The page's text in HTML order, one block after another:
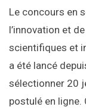
Le concours en
l’innovation et
scientifiques et
a été lancé
sélectionner 20
postulé en ligne.